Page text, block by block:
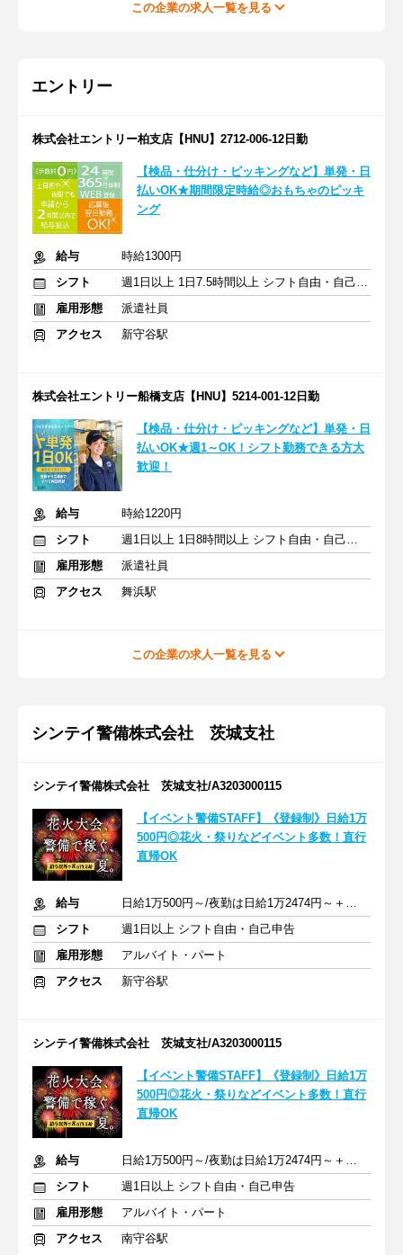
この企業の求人一覧を見る
エントリー
株式会社エントリー柏支店【HNU】2712-006-12日勤
【検品・仕分け・ピッキングなど】単発・日
払いOK★期間限定時給◎おもちゃのピッキ
ング
給与
時給1300円
シフト
週1日以上 1日7.5時間以上 シフト自由・自己申告
雇用形態
派遣社員
アクセス
新守谷駅
株式会社エントリー船橋支店【HNU】5214-001-12日勤
【検品・仕分け・ピッキングなど】単発・日
払いOK★週1～OK！シフト勤務できる方大
歓迎！
給与
時給1220円
シフト
週1日以上 1日8時間以上 シフト自由・自己申告
雇用形態
派遣社員
アクセス
舞浜駅
この企業の求人一覧を見る
シンテイ警備株式会社 茨城支社
シンテイ警備株式会社 茨城支社/A3203000115
【イベント警備STAFF】《登録制》日給1万
500円◎花火・祭りなどイベント多数！直行
直帰OK
給与
日給1万500円～/夜勤は日給1万2474円～＋交通費※各種手当含む
シフト
週1日以上 シフト自由・自己申告
雇用形態
アルバイト・パート
アクセス
新守谷駅
シンテイ警備株式会社 茨城支社/A3203000115
【イベント警備STAFF】《登録制》日給1万
500円◎花火・祭りなどイベント多数！直行
直帰OK
給与
日給1万500円～/夜勤は日給1万2474円～＋交通費※各種手当含む
シフト
週1日以上 シフト自由・自己申告
雇用形態
アルバイト・パート
アクセス
南守谷駅